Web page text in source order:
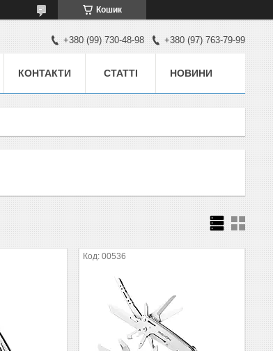
Кошик
+380 (99) 730-48-98 +380 (97) 763-79-99
КОНТАКТИ СТАТТІ НОВИНИ
00536